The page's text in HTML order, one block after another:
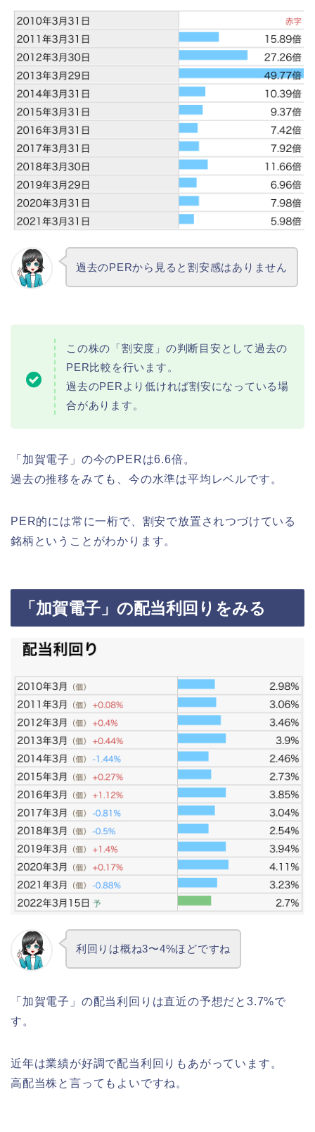
過去のPERから見ると割安感はありません
この株の「割安度」の判断目安として過去の
PER比較を行います。
過去のPERより低ければ割安になっている場
合があります。
「加賀電子」の今のPERは6.6倍。
過去の推移をみても、今の水準は平均レベルです。
PER的には常に一桁で、割安で放置されつづけている
銘柄ということがわかります。
「加賀電子」の配当利回りをみる
利回りは概ね3〜4%ほどですね
「加賀電子」の配当利回りは直近の予想だと3.7%で
す。
近年は業績が好調で配当利回りもあがっています。
高配当株と言ってもよいですね。